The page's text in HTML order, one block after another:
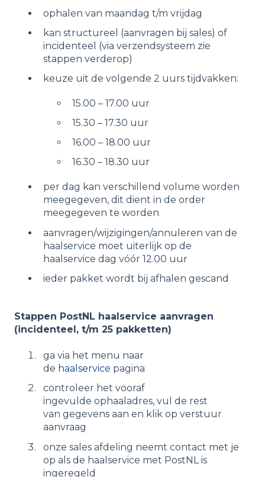
ophalen van maandag t/m vrijdag
kan structureel (aanvragen bij sales) of
incidenteel (via verzendsysteem zie
stappen verderop)
keuze uit de volgende 2 uurs tijdvakken:
15.00 – 17.00 uur
15.30 – 17.30 uur
16.00 – 18.00 uur
16.30 – 18.30 uur
per dag kan verschillend volume worden
meegegeven, dit dient in de order
meegegeven te worden
aanvragen/wijzigingen/annuleren van de
haalservice moet uiterlijk op de
haalservice dag vóór 12.00 uur
ieder pakket wordt bij afhalen gescand
Stappen PostNL haalservice aanvragen
(incidenteel, t/m 25 pakketten)
ga via het menu naar
de haalservice pagina
controleer het vooraf
ingevulde ophaaladres, vul de rest
van gegevens aan en klik op verstuur
aanvraag
onze sales afdeling neemt contact met je
op als de haalservice met PostNL is
ingeregeld